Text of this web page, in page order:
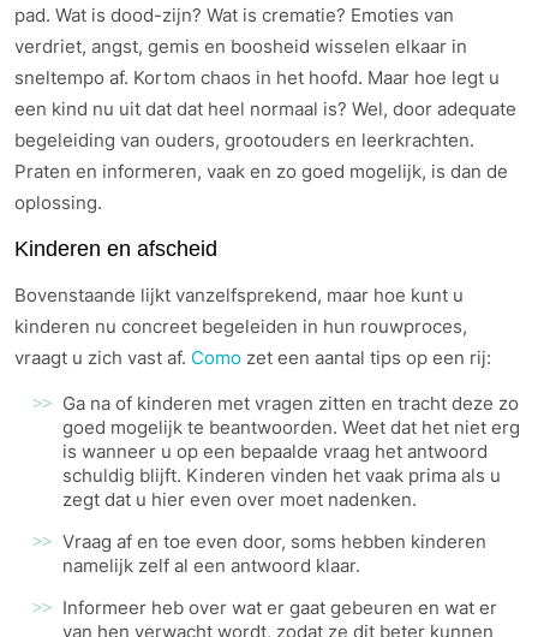
pad. Wat is dood-zijn? Wat is crematie? Emoties van
verdriet, angst, gemis en boosheid wisselen elkaar in
sneltempo af. Kortom chaos in het hoofd. Maar hoe legt u
een kind nu uit dat dat heel normaal is? Wel, door adequate
begeleiding van ouders, grootouders en leerkrachten.
Praten en informeren, vaak en zo goed mogelijk, is dan de
oplossing.
Kinderen en afscheid
Bovenstaande lijkt vanzelfsprekend, maar hoe kunt u
kinderen nu concreet begeleiden in hun rouwproces,
vraagt u zich vast af. Como zet een aantal tips op een rij:
Ga na of kinderen met vragen zitten en tracht deze zo
goed mogelijk te beantwoorden. Weet dat het niet erg
is wanneer u op een bepaalde vraag het antwoord
schuldig blijft. Kinderen vinden het vaak prima als u
zegt dat u hier even over moet nadenken.
Vraag af en toe even door, soms hebben kinderen
namelijk zelf al een antwoord klaar.
Informeer heb over wat er gaat gebeuren en wat er
van hen verwacht wordt, zodat ze dit beter kunnen